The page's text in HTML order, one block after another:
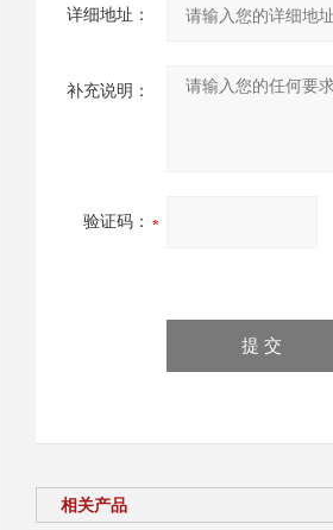
详细地址：
补充说明：
验证码：
相关产品